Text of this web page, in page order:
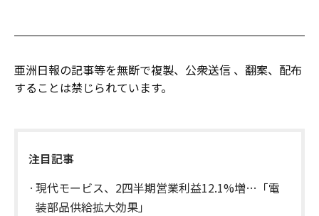
亜洲日報の記事等を無断で複製、公衆送信 、翻案、配布
することは禁じられています。
注目記事
現代モービス、2四半期営業利益12.1%増…「電
装部品供給拡大効果」